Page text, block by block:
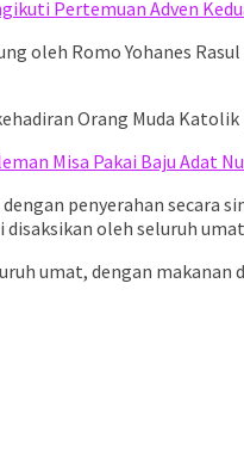
Pertemuan Adven
oleh Romo Yohanes
Orang Muda
Misa Pakai Baju Adat
penyerahan
oleh seluruh
umat, dengan